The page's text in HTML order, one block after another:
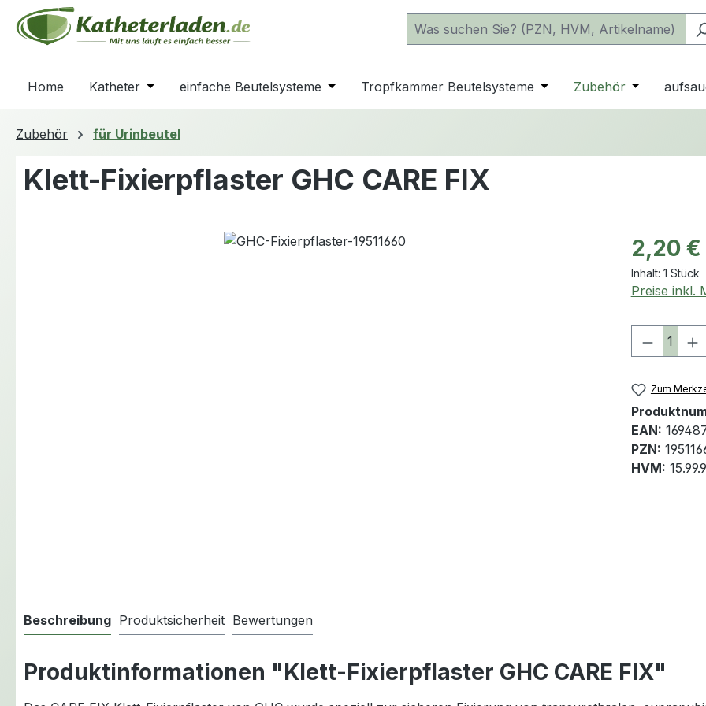
Hauptinhalt springen
Zur Suche springen
Zur Hauptnavigation springen
Home Katheter Öffne oder Schließe das Dropdown der Kategorie Katheter
einfache Beutelsysteme Öffne oder Schließe das Dropdown der Kategorie einfache
Tropfkammer Beutelsysteme Öffne oder Schließe das
Zubehör Öffne oder
Zubehör für Urinbeutel
Klett-Fixierpflaster GHC CARE FIX
Regulärer
2,20 €
Inhalt: 1 Stück
Preise inkl.
Zum
EAN:
PZN:
HVM:
Beschreibung Produktsicherheit Bewertungen
Produktinformationen "Klett-Fixierpflaster GHC CARE FIX"